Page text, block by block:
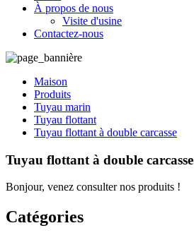
À propos de nous
Visite d'usine
Contactez-nous
Maison
Produits
Tuyau marin
Tuyau flottant
Tuyau flottant à double carcasse
Tuyau flottant à double carcasse
Bonjour, venez consulter nos produits !
Catégories